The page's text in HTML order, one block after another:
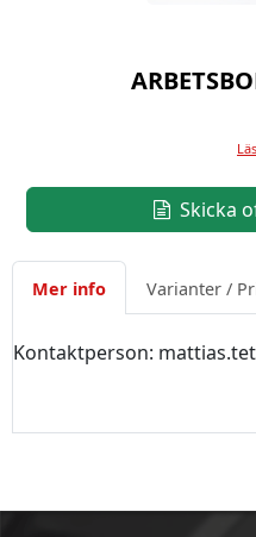
Skicka
Mer info Varianter /
Kontaktperson: